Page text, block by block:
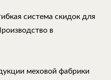
система скидок для
в
меховой фабрики